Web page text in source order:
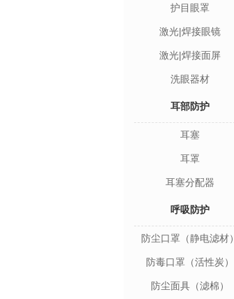
护目眼罩
激光|焊接眼镜
激光|焊接面屏
洗眼器材
耳部防护
耳塞
耳罩
耳塞分配器
呼吸防护
防尘口罩（静电滤材）
防毒口罩（活性炭）
防尘面具（滤棉）